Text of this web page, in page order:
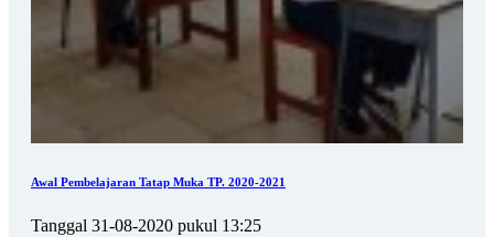
Awal Pembelajaran Tatap Muka TP. 2020-2021
Tanggal 31-08-2020 pukul 13:25